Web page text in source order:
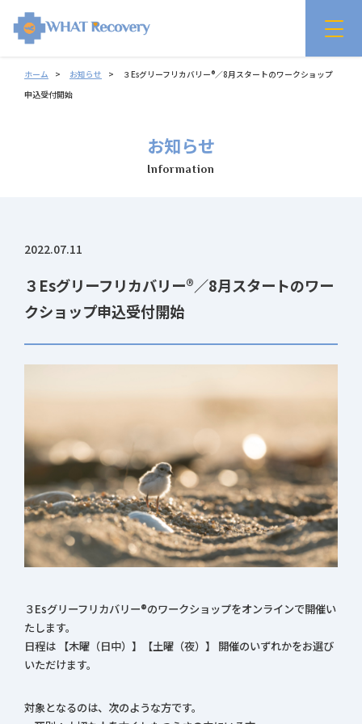
ホーム お知らせ
３Esグリーフリカバリー®／8月スタートのワークショップ
申込受付開始
お知らせ
Information
2022.07.11
３Esグリーフリカバリー®／8月スタートのワー
クショップ申込受付開始
３Esグリーフリカバリー®のワークショップをオンラインで開催い
たします。
日程は 【木曜（日中）】【土曜（夜）】 開催のいずれかをお選び
いただけます。
対象となるのは、次のような方です。